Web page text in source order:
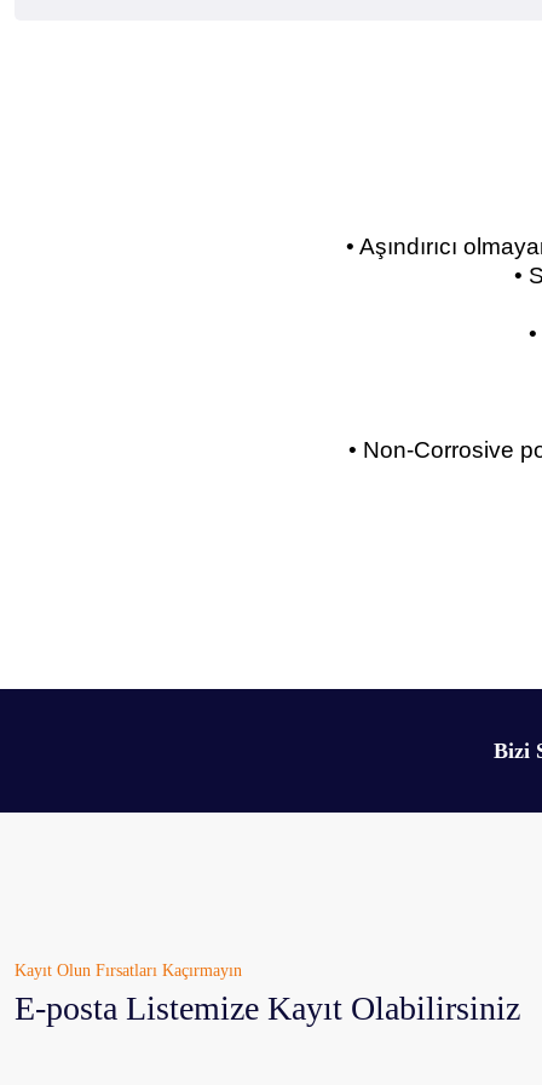
• Aşındırıcı
•
• Non-Corrosive
Ürün bilgilerinde hatalar bulunuyor.
Bizi
Kayıt Olun Fırsatları Kaçırmayın
E-posta Listemize Kayıt Olabilirsiniz